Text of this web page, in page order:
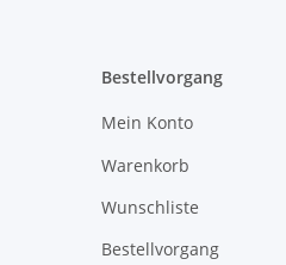
Bestellvorgang
Mein Konto
Warenkorb
Wunschliste
Bestellvorgang